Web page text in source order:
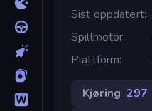
Sist oppdatert
Spillmotor
Plattform
Kjøring 297